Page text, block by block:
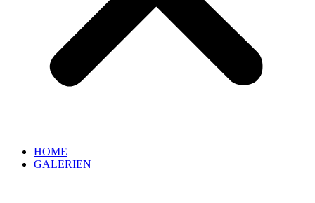
HOME
GALERIEN